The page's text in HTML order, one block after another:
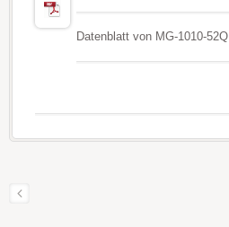
Datenblatt von MG-1010-52Q